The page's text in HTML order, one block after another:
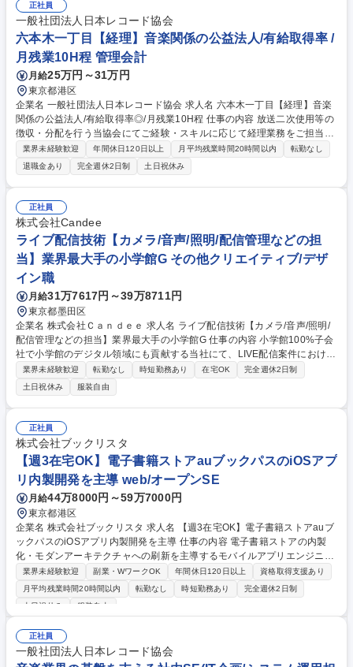
正社員
一般社団法人日本レコード協会
六本木一丁目【経理】音楽関係の公益法人/有給取得率 /
月残業10H程 管理会計
月給25万円～31万円
東京都港区
企業名 一般社団法人日本レコード協会 求人名 六本木一丁目【経理】音楽
関係の公益法人/有給取得率◎/月残業10H程 仕事の内容 放送二次使用等の
徴収・分配を行う当協会にてご経験・スキルに応じて経理業務をご担当い
たします。日次処理（伝票確認・処理）、月次処理（伝票入力、振替仕
訳、月次試算表の科目残高照合）、決算処理（残高確定、 決算整理の仕
訳、決算書作成）入社後は日次・月次業務をお任せしていく想定です。経
理業務に慣れていただきながら、将来的には決算業務 税務業務などもお任
せします。【ポジションの魅力】レコード業界全体を見渡すことができ、
業界の流れをいち早く察知しどのようなことを仕掛けてくかの予算立てま
で関われます。社団法人という公益の会計スキル全体を学ぶことができ、
また将来の管理職候補としての活躍にも期待します。 募集職種 六本木一
丁目【経理】音楽関係の公益法人/有給取得率◎/月残業10H程
業界未経験歓迎 年間休日120日以上 月平均残業時間20時間以内
転勤なし
退職金あり
完全週休2日制 土日祝休み
正社員
株式会社Candee
ライブ配信技術【カメラ/音声/照明/配信管理などの担
当】業界最大手の小学館G その他クリエイティブ/デザ
イン職
月給31万7617円～39万8711円
東京都墨田区
企業名 株式会社Ｃａｎｄｅｅ 求人名 ライブ配信技術【カメラ/音声/照明/
配信管理などの担当】業界最大手の小学館G 仕事の内容 小学館100%子会
社で小学館のデジタル領域にも貢献する当社にて、LIVE配信案件におけ
る、撮影、音声、スイッチャー、配信管理などを担当するライブ配信技術
スタッフを募集。当社は設立以来4万本以上のライブ配信や 動画制作を企
画から配信まで手掛けています。ご経験に応じて、適宜各ポジションにア
サインします。大手イベントやナショナルクライアントの案件多数【詳
細】・カメラマン、音声、音響、照明など、技術スタッフ実務・機材管
理・配信管理（YouTube Live, X Media Studio, ニコニコ生放送）・スイ
ッチング・テクニカルディレクション他■主な実績・AR技術を活用し人気
ゲームの世界を拡張したライブエンターテイメントの配信等 募集職種 ラ
イブ配信技術【カメラ/音声/照明/配信管理などの担当】業界最大手の小学
館G
業界未経験歓迎 転勤なし 時短勤務あり 在宅OK
完全週休2日制
土日祝休み
服装自由
正社員
株式会社ブックリスタ
【週3在宅OK】電子書籍ストアauブックパスのiOSアプ
リ内製開発を主導 web/オープンSE
月給44万8000円～59万7000円
東京都港区
企業名 株式会社ブックリスタ 求人名 【週3在宅OK】電子書籍ストアauブ
ックパスのiOSアプリ内製開発を主導 仕事の内容 電子書籍ストアの内製
化・モダンアーキテクチャへの刷新を主導するモバイルアプリエンジニア
として、iOSアプリ開発、既存コードのリファクタリング、特定領域のAPI
設計からアプリ実装までをお任せします。 ■既存アプリ(Swift/Flutter等)の
複雑化したコードの整理とテスタビリティの高いアーキテクチャへの刷新
貫した開発■リリースサイクルの高速化に向けたCI/CDの整備や開発プロ
セスの改善■プロダクトオーナーとの議論を通じた技術要件・仕様の策定■
技術スタックの選定および導入推進★ゆくゆくはリーダーとしてプロジェ
業界未経験歓迎 副業・WワークOK 年間休日120日以上
資格取得支援あり
月平均残業時間20時間以内
転勤なし 時短勤務あり
完全週休2日制
土日祝休み
服装自由
正社員
一般社団法人日本レコード協会